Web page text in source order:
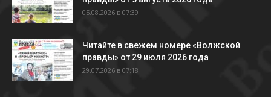
05.08.2026 в 07:39
Читайте в свежем номере «Волжской
правды» от 29 июля 2026 года
29.07.2026 в 07:18